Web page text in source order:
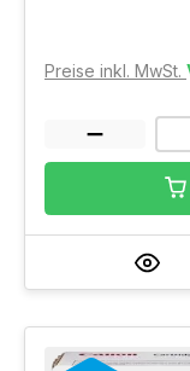
Preise inkl. MwSt.